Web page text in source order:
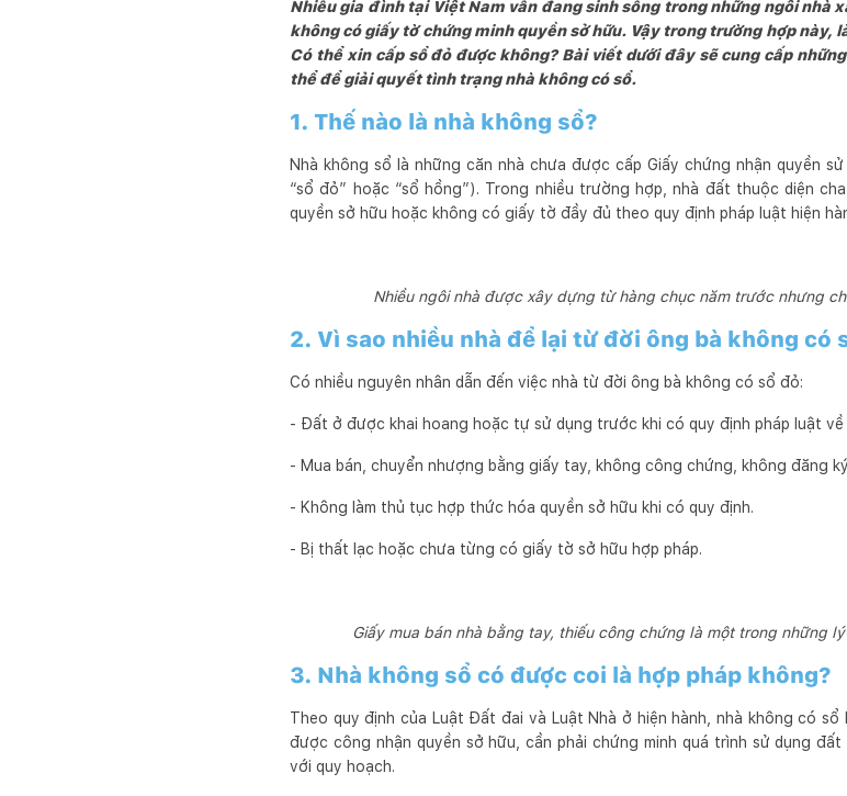
Nhiều gia đình tại Việt Nam vẫn đang sinh sống trong những ngôi nhà
không có giấy tờ chứng minh quyền sở hữu. Vậy trong trường hợp này,
Có thể xin cấp sổ đỏ được không? Bài viết dưới đây sẽ cung cấp
thể để giải quyết tình trạng nhà không có sổ.
1. Thế nào là nhà không sổ?
Nhà không sổ là những căn nhà chưa được cấp Giấy chứng nhận quyền
“sổ đỏ” hoặc “sổ hồng”). Trong nhiều trường hợp, nhà đất thuộc diện
quyền sở hữu hoặc không có giấy tờ đầy đủ theo quy định pháp luật hiện
Nhiều ngôi nhà được xây dựng từ hàng chục năm trước nhưng
2. Vì sao nhiều nhà để lại từ đời ông bà không có
Có nhiều nguyên nhân dẫn đến việc nhà từ đời ông bà không có sổ đỏ:
- Đất ở được khai hoang hoặc tự sử dụng trước khi có quy định pháp luật về
- Mua bán, chuyển nhượng bằng giấy tay, không công chứng, không đăng
- Không làm thủ tục hợp thức hóa quyền sở hữu khi có quy định.
- Bị thất lạc hoặc chưa từng có giấy tờ sở hữu hợp pháp.
Giấy mua bán nhà bằng tay, thiếu công chứng là một trong những
3. Nhà không sổ có được coi là hợp pháp không?
Theo quy định của Luật Đất đai và Luật Nhà ở hiện hành, nhà không có
được công nhận quyền sở hữu, cần phải chứng minh quá trình sử dụng
với quy hoạch.